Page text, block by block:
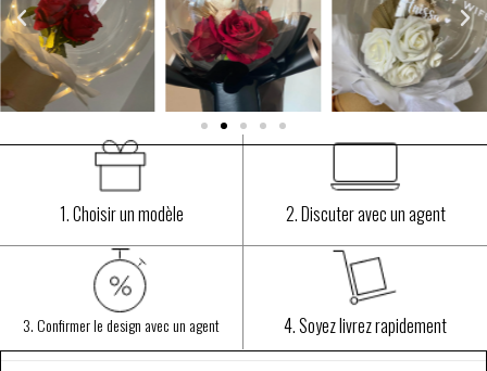
1. Choisir un modèle 2. Discuter avec un agent
3. Confirmer le design avec un agent 4. Soyez livrez rapidement